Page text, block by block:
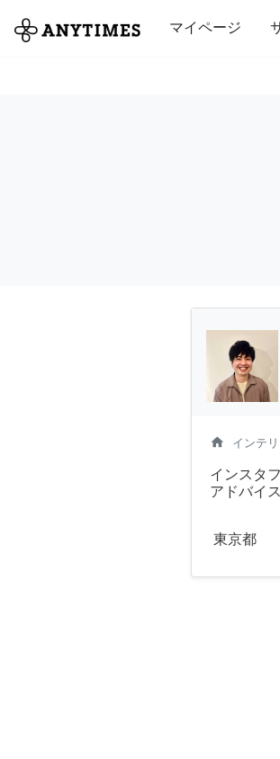
マイページ
全て 修理・組立
home インテ
インスタ
アドバイス
東京都